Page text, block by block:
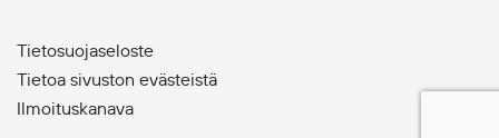
Tietosuojaseloste
Tietoa sivuston evästeistä
Ilmoituskanava